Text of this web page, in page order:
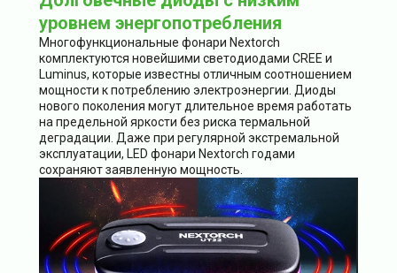
уровнем энергопотребления
Многофункциональные фонари Nextorch
комплектуются новейшими светодиодами CREE и
Luminus, которые известны отличным соотношением
мощности к потреблению электроэнергии. Диоды
нового поколения могут длительное время работать
на предельной яркости без риска термальной
деградации. Даже при регулярной экстремальной
эксплуатации, LED фонари Nextorch годами
сохраняют заявленную мощность.